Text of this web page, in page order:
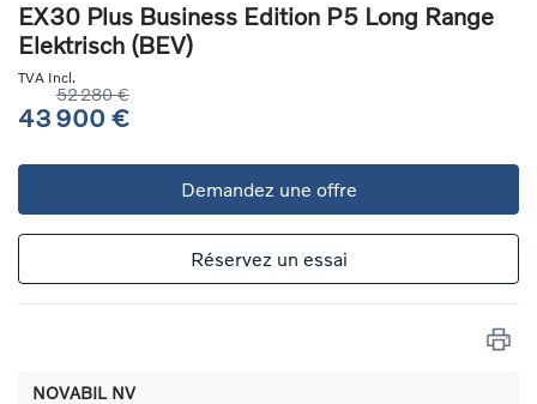
EX30 Plus Business Edition P5 Long Range
Elektrisch (BEV)
TVA Incl.
52 280 €
43 900 €
Demandez une offre
Réservez un essai
NOVABIL NV